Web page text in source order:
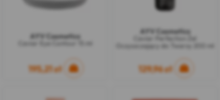
AYV Cosmetics
195,21 zł
AYV Cosmetics
Caviar Perfection Żel
Oczyszczający do Twarzy 200 ml
129,96 zł